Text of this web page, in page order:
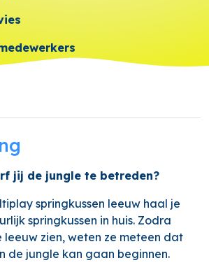
jij de jungle te betreden?
springkussen leeuw haal je
springkussen in huis. Zodra
zien, weten ze meteen dat
de jungle kan gaan beginnen.